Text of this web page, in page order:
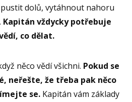
dolů, vytáhnout nahoru
Kapitán vždycky potřebuje
co dělat.
něco vědí všichni. Pokud se
neřešte, že třeba pak něco
se. Kapitán vám základy